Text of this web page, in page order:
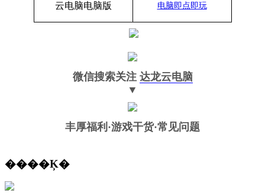
云电脑电脑版 电脑即点即玩
微信搜索关注 达龙云电脑
▼
丰厚福利 ·游戏干货·常见问题
����Ķ�